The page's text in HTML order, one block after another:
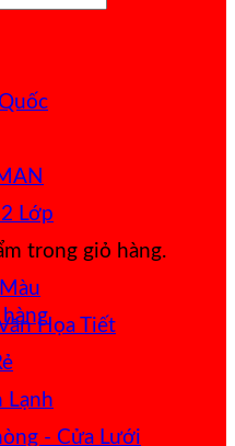
trong giỏ hàng.
Lớp
Họa Tiết
Lạnh
- Cửa Lưới